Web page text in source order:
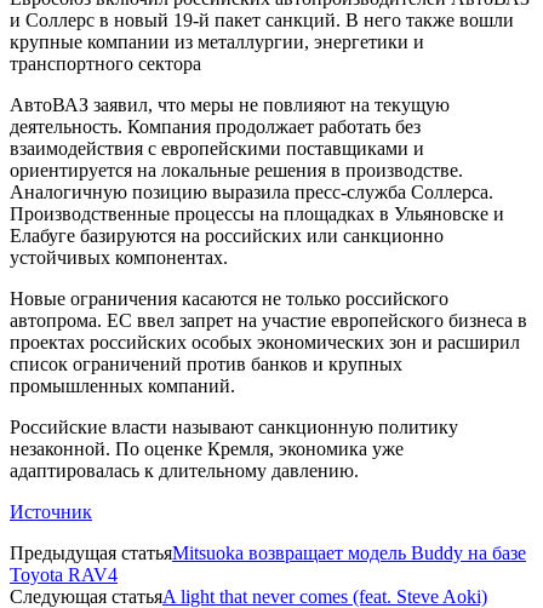
и Соллерс в новый 19-й пакет санкций. В него также вошли
крупные компании из металлургии, энергетики и
транспортного сектора
АвтоВАЗ заявил, что меры не повлияют на текущую
деятельность. Компания продолжает работать без
взаимодействия с европейскими поставщиками и
ориентируется на локальные решения в производстве.
Аналогичную позицию выразила пресс-служба Соллерса.
Производственные процессы на площадках в Ульяновске и
Елабуге базируются на российских или санкционно
устойчивых компонентах.
Новые ограничения касаются не только российского
автопрома. ЕС ввел запрет на участие европейского бизнеса в
проектах российских особых экономических зон и расширил
список ограничений против банков и крупных
промышленных компаний.
Российские власти называют санкционную политику
незаконной. По оценке Кремля, экономика уже
адаптировалась к длительному давлению.
Источник
Предыдущая статьяMitsuoka возвращает модель Buddy на базе
Toyota RAV4
Следующая статьяA light that never comes (feat. Steve Aoki)